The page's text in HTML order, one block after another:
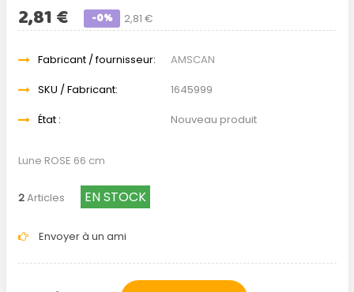
2,81 €
2,81 € -0%
Fabricant / fournisseur:
AMSCAN
SKU / Fabricant:
1645999
État :
Nouveau produit
Lune ROSE 66 cm
2Articles EN STOCK
Envoyer à un ami